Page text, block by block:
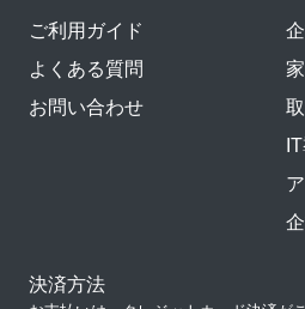
ご利用ガイド
よくある質問
お問い合わせ
決済方法